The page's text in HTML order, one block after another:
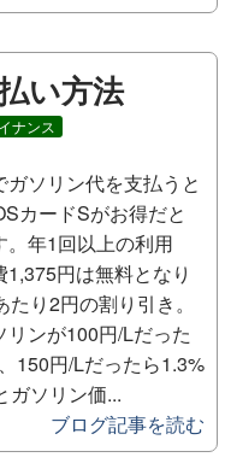
い方法
ナンス
ガソリン代を支払うと
カードSがお得だと
。年1回以上の利用
1,375円は無料となり
たり2円の割り引き。
リンが100円/Lだった
150円/Lだったら1.3%
ガソリン価...
ブログ記事を読む